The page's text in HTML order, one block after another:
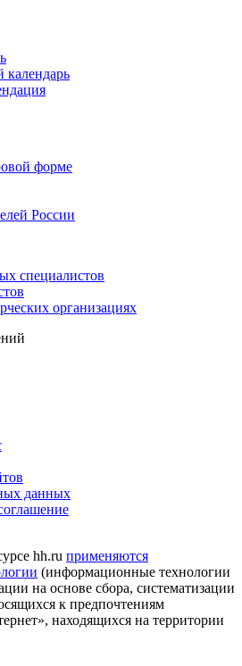
календарь
форме
России
специалистов
организациях
данных
hh.ru применяются
(информационные технологии
на основе сбора, систематизации
к предпочтениям
находящихся на территории